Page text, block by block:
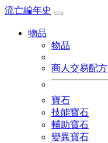
流亡編年史
物品
物品
商人交易配方
寶石
技能寶石
輔助寶石
變異寶石